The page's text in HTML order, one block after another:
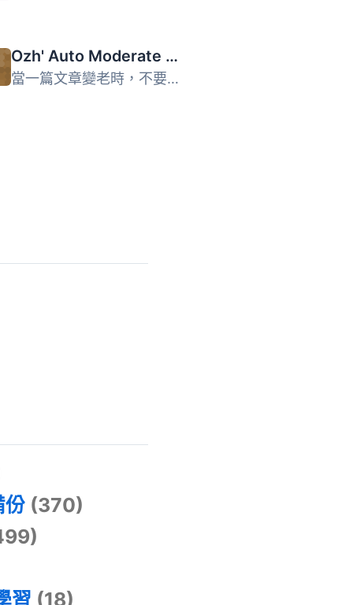
Ozh' Auto Moderate Comments
當一篇文章變老時，不要僅僅關閉討論，而是將評論和引用送到...
份 (370)
習 (18)